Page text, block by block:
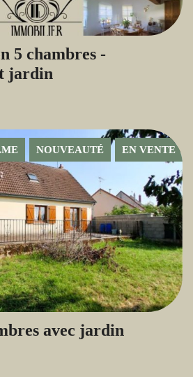
5 chambres -
jardin
EN VENTE
NOUVEAUTÉ
avec jardin